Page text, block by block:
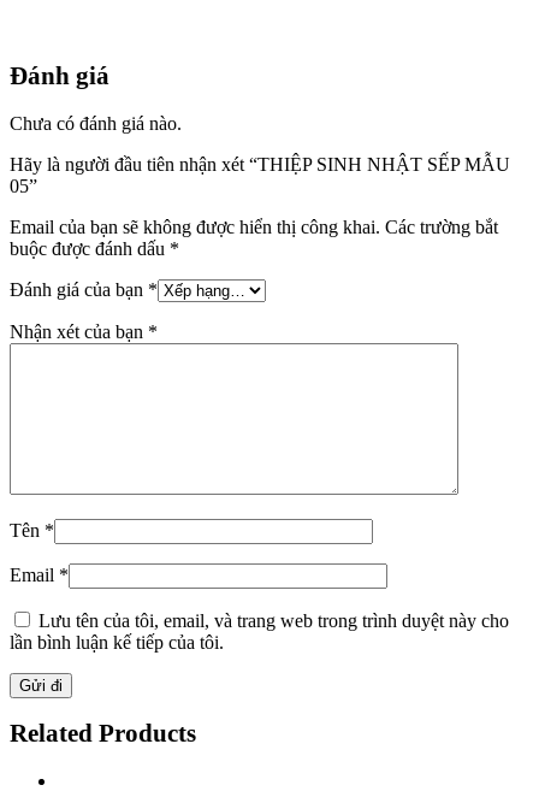
Đánh giá
Chưa có đánh giá nào.
Hãy là người đầu tiên nhận xét “THIỆP SINH NHẬT SẾP MẪU
05”
Email của bạn sẽ không được hiển thị công khai. Các trường bắt
buộc được đánh dấu *
Đánh giá của bạn *
Nhận xét của bạn *
Tên *
Email *
Lưu tên của tôi, email, và trang web trong trình duyệt này cho
lần bình luận kế tiếp của tôi.
Related Products